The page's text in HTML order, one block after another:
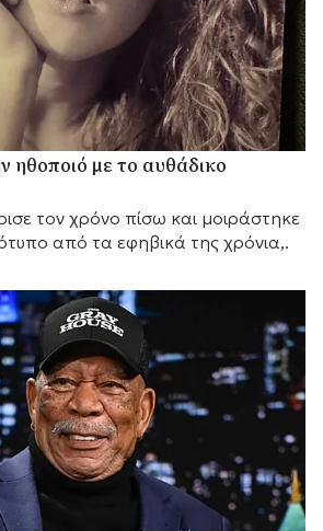
ηθοποιό με το αυθάδικο
τον χρόνο πίσω και μοιράστηκε
από τα εφηβικά της χρόνια,.